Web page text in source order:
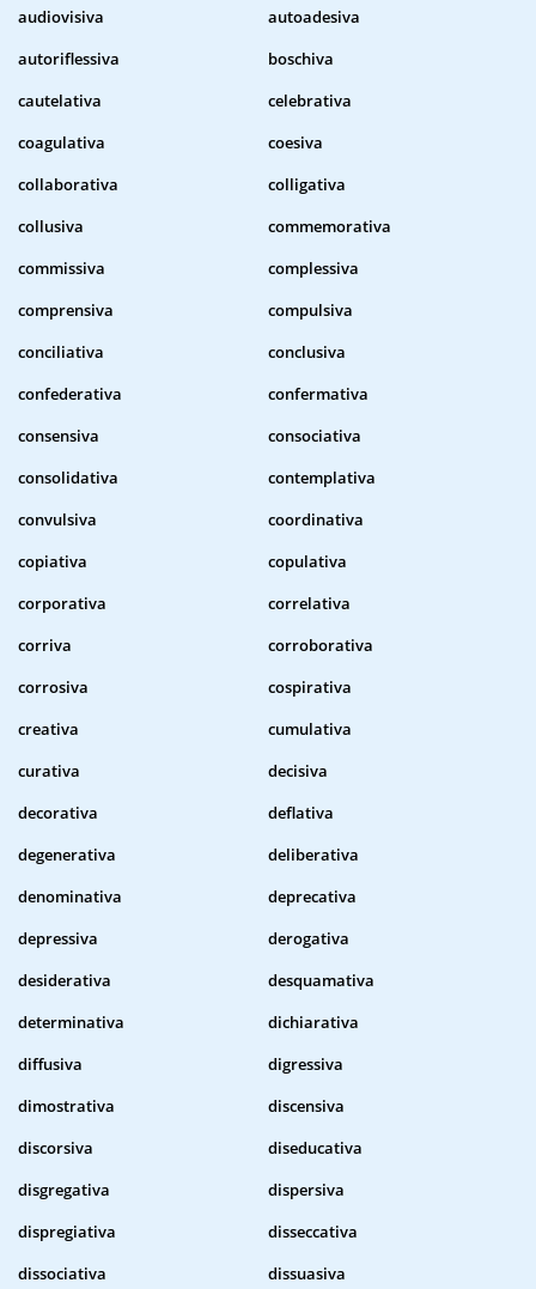
audiovisiva
autoadesiva
autoriflessiva
boschiva
cautelativa
celebrativa
coagulativa
coesiva
collaborativa
colligativa
collusiva
commemorativa
commissiva
complessiva
comprensiva
compulsiva
conciliativa
conclusiva
confederativa
confermativa
consensiva
consociativa
consolidativa
contemplativa
convulsiva
coordinativa
copiativa
copulativa
corporativa
correlativa
corriva
corroborativa
corrosiva
cospirativa
creativa
cumulativa
curativa
decisiva
decorativa
deflativa
degenerativa
deliberativa
denominativa
deprecativa
depressiva
derogativa
desiderativa
desquamativa
determinativa
dichiarativa
diffusiva
digressiva
dimostrativa
discensiva
discorsiva
diseducativa
disgregativa
dispersiva
dispregiativa
disseccativa
dissociativa
dissuasiva